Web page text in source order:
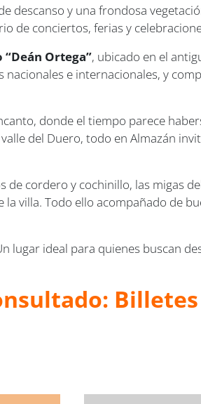
descanso y una frondosa
de conciertos, ferias y
Ortega”, ubicado en el
e internacionales, y
donde el tiempo parece
del Duero, todo en Almazán
de cordero y cochinillo, las migas
villa. Todo ello acompañado de
lugar ideal para quienes buscan